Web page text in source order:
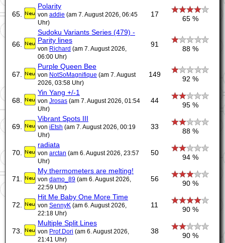
65.
Polarity
von addie (am 7. August 2026, 06:45
Uhr)
17
65 %
66.
Sudoku Variants Series (479) -
Parity lines
von Richard (am 7. August 2026,
06:00 Uhr)
91
88 %
67.
Purple Queen Bee
von NotSoMagnifique (am 7. August
2026, 03:58 Uhr)
149
92 %
68.
Yin Yang +/-1
von Jrosas (am 7. August 2026, 01:54
Uhr)
44
95 %
69.
Vibrant Spots III
von iEtsh (am 7. August 2026, 00:19
Uhr)
33
88 %
70.
radiata
von arctan (am 6. August 2026, 23:57
Uhr)
50
94 %
71.
My thermometers are melting!
von damo_89 (am 6. August 2026,
22:59 Uhr)
56
90 %
72.
Hit Me Baby One More Time
von SennyK (am 6. August 2026,
22:18 Uhr)
11
90 %
73.
Multiple Split Lines
von Prof.Dori (am 6. August 2026,
21:41 Uhr)
38
90 %